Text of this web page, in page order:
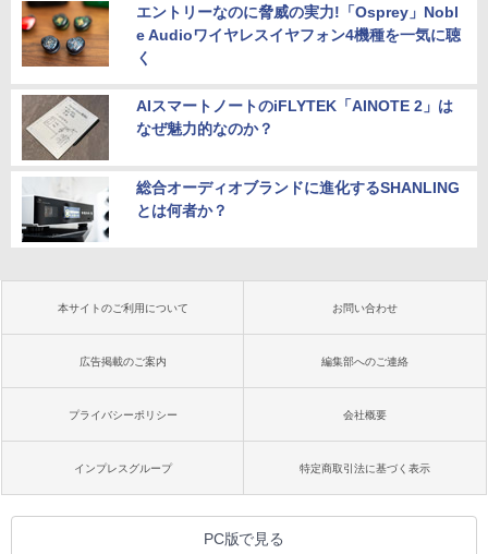
エントリーなのに脅威の実力!「Osprey」Nobl
e Audioワイヤレスイヤフォン4機種を一気に聴
く
AIスマートノートのiFLYTEK「AINOTE 2」は
なぜ魅力的なのか？
総合オーディオブランドに進化するSHANLING
とは何者か？
本サイトのご利用について お問い合わせ
広告掲載のご案内 編集部へのご連絡
プライバシーポリシー 会社概要
インプレスグループ 特定商取引法に基づく表示
PC版で見る